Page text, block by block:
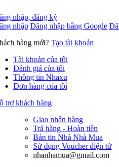
nhập, đăng ký
nhập Đăng nhập bằng Google
hàng mới? Tạo tài khoản
Tài khoản của tôi
Đánh giá của tôi
Thông tin Nhaxu
Đơn hàng của tôi
trợ khách hàng
Giao nhận hàng
Trả hàng - Hoàn tiền
Bản tin Nhà Nhà Mua
Sử dụng Voucher điện tử
nhanhamua@gmail.com